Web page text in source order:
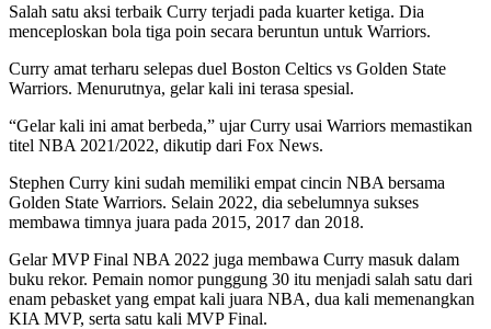
Salah satu aksi terbaik Curry terjadi pada kuarter ketiga. Dia
menceploskan bola tiga poin secara beruntun untuk Warriors.
Curry amat terharu selepas duel Boston Celtics vs Golden State
Warriors. Menurutnya, gelar kali ini terasa spesial.
“Gelar kali ini amat berbeda,” ujar Curry usai Warriors memastikan
titel NBA 2021/2022, dikutip dari Fox News.
Stephen Curry kini sudah memiliki empat cincin NBA bersama
Golden State Warriors. Selain 2022, dia sebelumnya sukses
membawa timnya juara pada 2015, 2017 dan 2018.
Gelar MVP Final NBA 2022 juga membawa Curry masuk dalam
buku rekor. Pemain nomor punggung 30 itu menjadi salah satu dari
enam pebasket yang empat kali juara NBA, dua kali memenangkan
KIA MVP, serta satu kali MVP Final.